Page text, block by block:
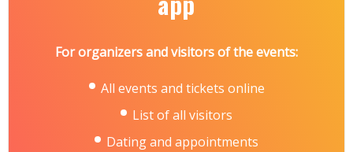
For organizers and visitors of the events:
All events and tickets online
List of all visitors
Dating and appointments